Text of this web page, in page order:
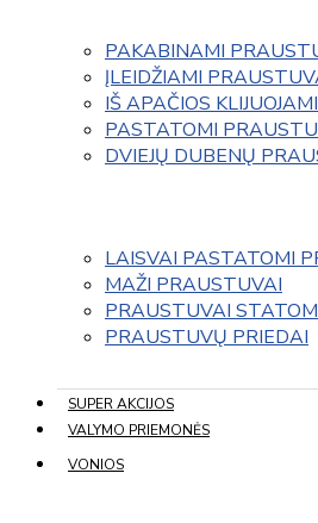
PAKABINAMI
ĮLEIDŽIAMI
IŠ APAČIOS
PASTATOMI
DVIEJŲ DUBENŲ
LAISVAI PASTATOMI
MAŽI PRAUSTUVAI
PRAUSTUVAI
PRAUSTUVŲ PRIEDAI
SUPER AKCIJOS
VALYMO PRIEMONĖS
VONIOS